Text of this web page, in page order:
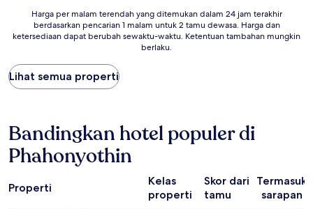
Harga
malam
yang
ditemukan
dalam
terakhir
berdasarkan
pencarian
1
untuk
Harga per malam terendah yang ditemukan dalam 24 jam terakhir
berdasarkan pencarian 1 malam untuk 2 tamu dewasa. Harga dan
ketersediaan dapat berubah sewaktu-waktu. Ketentuan tambahan mungkin
berlaku.
Lihat semua properti
Bandingkan hotel populer di
Phahonyothin
Properti
Kelas
properti
Skor dari
tamu
Termasuk
sarapan